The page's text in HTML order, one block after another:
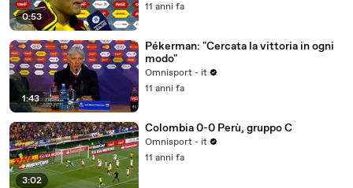
0:53
11 anni fa
1:43
Pékerman: "Cercata la vittoria in ogni
modo"
Omnisport - it
11 anni fa
3:02
Colombia 0-0 Perù, gruppo C
Omnisport - it
11 anni fa